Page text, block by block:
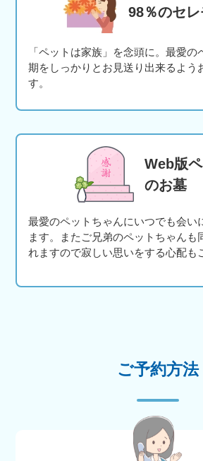
98％のセ
「ペットは家族」を念頭に。最愛
期をしっかりとお見送り出来るよう
す。
Web版
のお墓
最愛のペットちゃんにいつでも会い
ます。またご兄弟のペットちゃんも
れますので寂しい思いをする心配も
ご予約方法